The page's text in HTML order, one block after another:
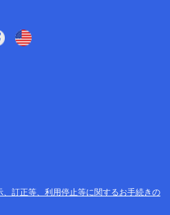
訂正等、利用停止等に関するお手続きの